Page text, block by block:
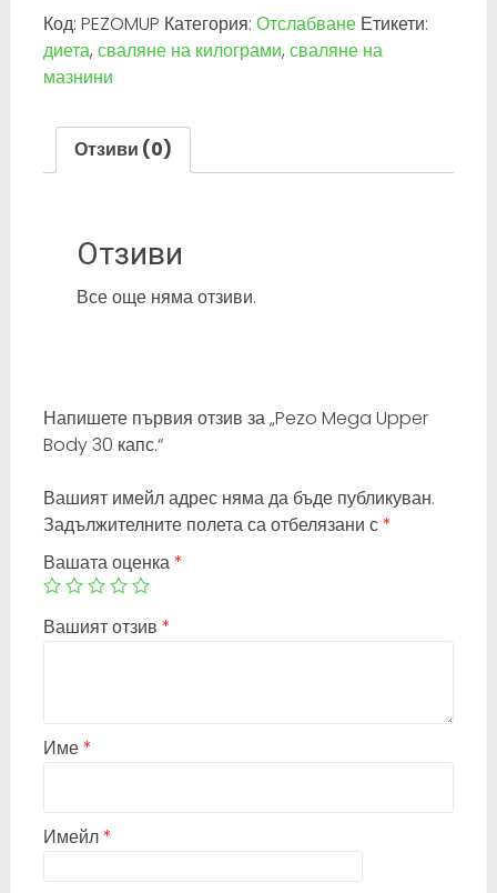
Mega
Upper
Body
капс.
Код: PEZOMUP Категория: Отслабване Етикети:
диета, сваляне на килограми, сваляне на
мазнини
Отзиви (0)
Отзиви
Все още няма отзиви.
Напишете първия отзив за „Pezo Mega Upper
Body 30 капс.“
Вашият имейл адрес няма да бъде публикуван.
Задължителните полета са отбелязани с*
Вашата оценка*
Вашият отзив *
Име*
Имейл*